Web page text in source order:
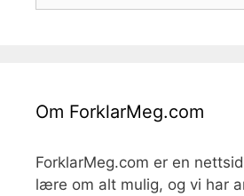
Om ForklarMeg.com
ForklarMeg.com er en
lære om alt mulig, og vi har